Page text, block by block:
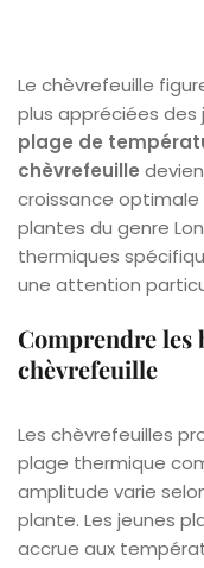
Le chèvrefeuille
plus appréciées des
plage de
chèvrefeuille
croissance
plantes du genre
thermiques
une attention
Comprendre les
chèvrefeuille
Les chèvrefeuilles
plage thermique
amplitude varie
plante. Les jeunes
accrue aux